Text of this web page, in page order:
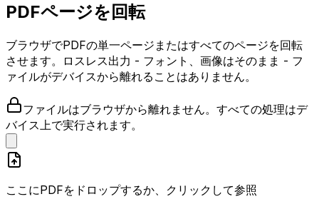
PDFページを回転
ブラウザでPDFの単一ページまたはすべてのページを回転
させます。ロスレス出力 - フォント、画像はそのまま - フ
ァイルがデバイスから離れることはありません。
ファイルはブラウザから離れません。すべての処理はデ
バイス上で実行されます。
ここにPDFをドロップするか、クリックして参照